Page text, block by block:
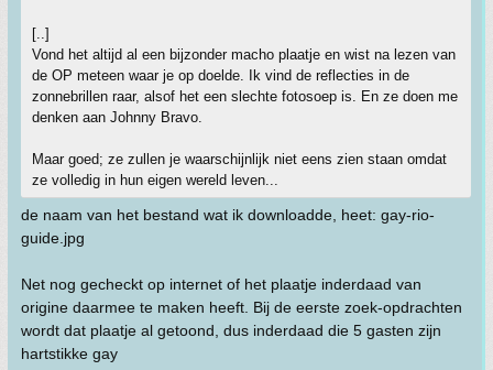
[..]
Vond het altijd al een bijzonder macho plaatje en wist na lezen van
de OP meteen waar je op doelde. Ik vind de reflecties in de
zonnebrillen raar, alsof het een slechte fotosoep is. En ze doen me
denken aan Johnny Bravo.
Maar goed; ze zullen je waarschijnlijk niet eens zien staan omdat
ze volledig in hun eigen wereld leven...
de naam van het bestand wat ik downloadde, heet: gay-rio-
guide.jpg
Net nog gecheckt op internet of het plaatje inderdaad van
origine daarmee te maken heeft. Bij de eerste zoek-opdrachten
wordt dat plaatje al getoond, dus inderdaad die 5 gasten zijn
hartstikke gay